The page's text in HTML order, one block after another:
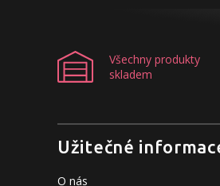
Všechny produkty
skladem
Užitečné
O nás